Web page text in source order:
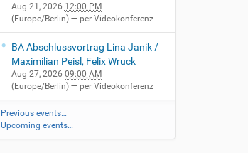
Aug 21, 2026 12:00 PM
(Europe/Berlin) — per Videokonferenz
BA Abschlussvortrag Lina Janik /
Maximilian Peisl, Felix Wruck
Aug 27, 2026 09:00 AM
(Europe/Berlin) — per Videokonferenz
Previous events…
Upcoming events…